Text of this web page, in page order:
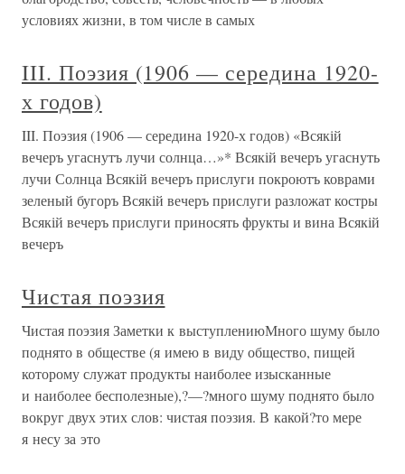
условиях жизни, в том числе в самых
III. Поэзия (1906 — середина 1920-
х годов)
III. Поэзия (1906 — середина 1920-х годов) «Всякій
вечеръ угаснутъ лучи солнца…»* Всякій вечеръ угаснуть
лучи Солнца Всякій вечеръ прислуги покроютъ коврами
зеленый бугоръ Всякій вечеръ прислуги разложат костры
Всякій вечеръ прислуги приносять фрукты и вина Всякій
вечеръ
Чистая поэзия
Чистая поэзия Заметки к выступлениюМного шуму было
поднято в обществе (я имею в виду общество, пищей
которому служат продукты наиболее изысканные
и наиболее бесполезные),?—?много шуму поднято было
вокруг двух этих слов: чистая поэзия. В какой?то мере
я несу за это